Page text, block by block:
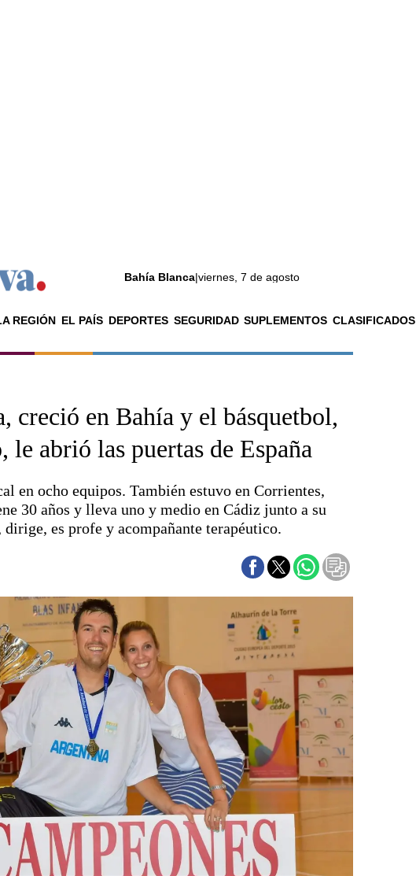
Bahía Blanca|viernes, 7 de agosto
REGIÓN EL PAÍS DEPORTES SEGURIDAD SUPLEMENTOS CLASIFICADOS
La ciudad
El país
Seguridad
Escenario Olímpico
Liga del Sur
Aplausos
Cines
Economía y finanzas
Con el campo
Espacio empresas
Sociedad
Tecnología
Turismo
Es viral
creció en Bahía y el básquetbol,
le abrió las puertas de España
en ocho equipos. También estuvo en Corrientes,
30 años y lleva uno y medio en Cádiz junto a su
es profe y acompañante terapéutico.